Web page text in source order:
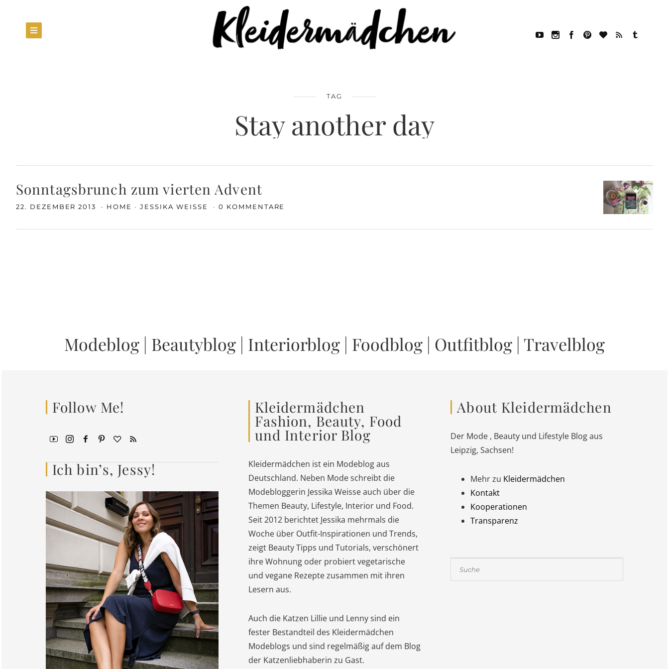
TAG
Stay another day
Sonntagsbrunch zum vierten Advent
22. DEZEMBER 2013 HOME JESSIKA WEISSE 0 KOMMENTARE
Modeblog | Beautyblog | Interiorblog | Foodblog | Outfitblog | Travelblog
Follow Me!
Ich bin’s, Jessy!
Kleidermädchen
Fashion, Beauty, Food
und Interior Blog
Kleidermädchen ist ein Modeblog aus
Deutschland. Neben Mode schreibt die
Modebloggerin Jessika Weisse auch über die
Themen Beauty, Lifestyle, Interior und Food.
Seit 2012 berichtet Jessika mehrmals die
Woche über Outfit-Inspirationen und Trends,
zeigt Beauty Tipps und Tutorials, verschönert
ihre Wohnung oder probiert vegetarische
und vegane Rezepte zusammen mit ihren
Lesern aus.
Auch die Katzen Lillie und Lenny sind ein
fester Bestandteil des Kleidermädchen
Modeblogs und sind regelmäßig auf dem Blog
der Katzenliebhaberin zu Gast.
About Kleidermädchen
Der Mode , Beauty und Lifestyle Blog aus
Leipzig, Sachsen!
Mehr zu Kleidermädchen
Kontakt
Kooperationen
Transparenz
Suchen